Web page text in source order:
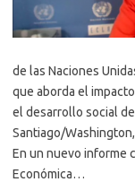
de las Naciones
que aborda el
el desarrollo social
Santiago/
En un nuevo informe
Económica…